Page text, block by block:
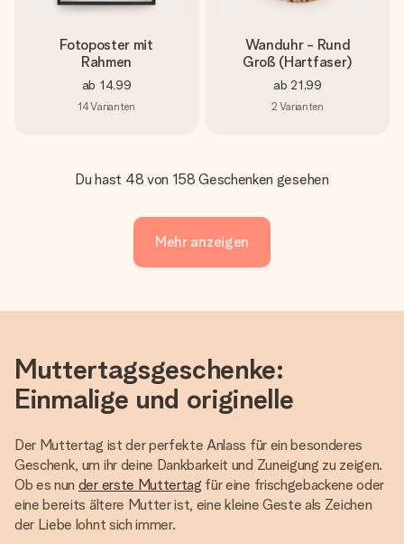
Fotoposter mit
Rahmen
ab 14,99
14Varianten
Wanduhr - Rund
Groß (Hartfaser)
ab 21,99
2 Varianten
Du hast 48 von 158 Geschenken gesehen
Mehr anzeigen
Muttertagsgeschenke:
Einmalige und originelle
Der Muttertag ist der perfekte Anlass für ein besonderes
Geschenk, um ihr deine Dankbarkeit und Zuneigung zu zeigen.
Ob es nun der erste Muttertag für eine frischgebackene oder
eine bereits ältere Mutter ist, eine kleine Geste als Zeichen
der Liebe lohnt sich immer.